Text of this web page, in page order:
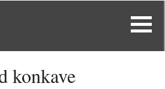
konkave